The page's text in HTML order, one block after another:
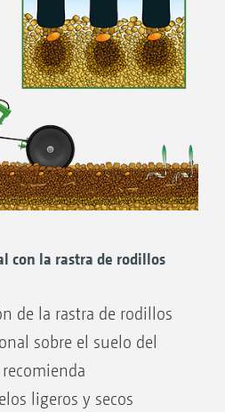
con la rastra de rodillos
de la rastra de rodillos
sobre el suelo del
ligeros y secos